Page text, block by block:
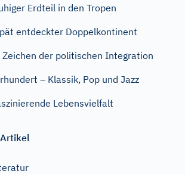
Erdteil in den Tropen
entdeckter Doppelkontinent
Zeichen der politischen Integration
– Klassik, Pop und Jazz
Lebensvielfalt